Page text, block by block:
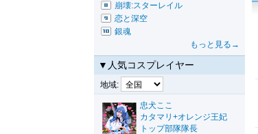
崩壊:スターレイル
恋と深空
銀魂
もっと見る→
▼人気コスプレイヤー
地域:
忠犬ここ
カタマリ+オレンジ王妃
トップ部隊隊長